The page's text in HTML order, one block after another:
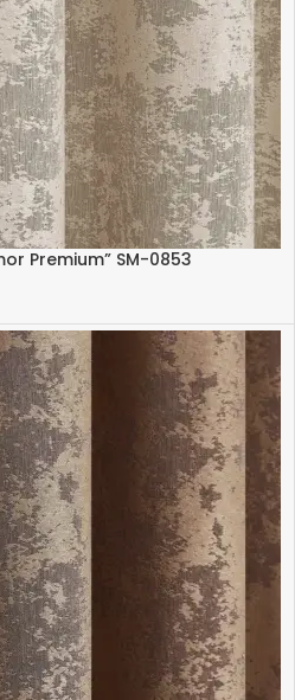
Premium” SM-0853